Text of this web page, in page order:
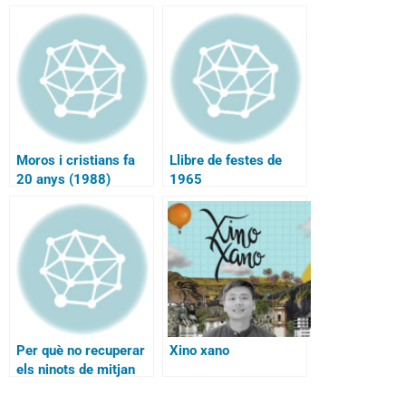
Moros i cristians fa
20 anys (1988)
Llibre de festes de
1965
Per què no recuperar
els ninots de mitjan
Xino xano